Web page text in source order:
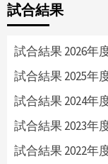
試合結果
試合結果 2026年
試合結果 2025年
試合結果 2024年
試合結果 2023年
試合結果 2022年